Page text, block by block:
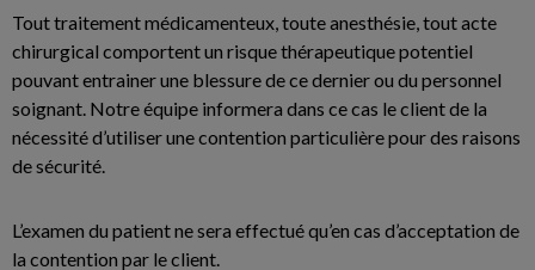
Tout traitement médicamenteux, toute anesthésie, tout acte
chirurgical comportent un risque thérapeutique potentiel
pouvant entrainer une blessure de ce dernier ou du personnel
soignant. Notre équipe informera dans ce cas le client de la
nécessité d’utiliser une contention particulière pour des raisons
de sécurité.
L’examen du patient ne sera effectué qu’en cas d’acceptation de
la contention par le client.